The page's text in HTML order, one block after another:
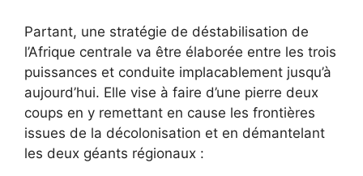
Partant, une stratégie de déstabilisation de
l’Afrique centrale va être élaborée entre les trois
puissances et conduite implacablement jusqu’à
aujourd’hui. Elle vise à faire d’une pierre deux
coups en y remettant en cause les frontières
issues de la décolonisation et en démantelant
les deux géants régionaux :